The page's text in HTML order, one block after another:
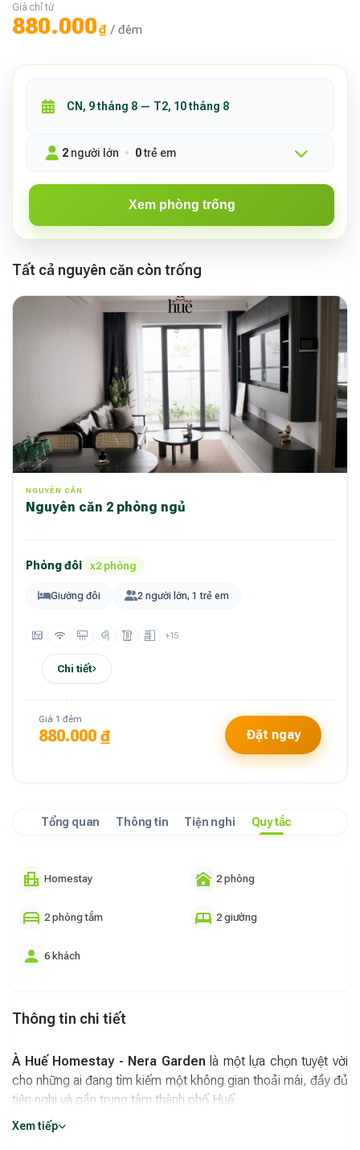
Giá chỉ từ
880.000₫ / đêm
2 người lớn 0trẻ em
Xem phòng trống
Tất cả nguyên căn còn trống
NGUYÊN CĂN
Nguyên căn 2 phòng ngủ
Phòng đôi x2 phòng
Giường đôi 2 người lớn, 1 trẻ em
+15
Chi tiết
Giá 1 đêm
880.000 ₫ Đặt ngay
Tổng quan Thông tin Tiện nghi Quy tắc
Homestay 2 phòng
2 phòng tắm 2 giường
6 khách
Thông tin chi tiết
À Huế Homestay - Nera Garden là một lựa chọn tuyệt vời
cho những ai đang tìm kiếm một không gian thoải mái, đầy đủ
tiện nghi và gần trung tâm thành phố Huế.
Không gian & tiện nghi
Xem tiếp